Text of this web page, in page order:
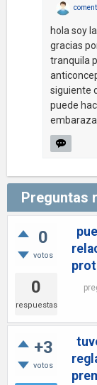
hola soy
gracias
tranquila
siguiente
puede
Preguntas
0
votos
0
respuestas
+3
votos